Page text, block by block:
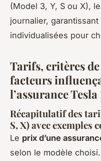
(Model 3, Y, S ou X),
journalier,
individualisées pour
Tarifs, critères
facteurs
l’assurance Tesla
Récapitulatif des
S, X) avec exemples
Le prix d’une
selon le modèle